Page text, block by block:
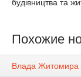
будівництва та
Похожие
Влада Житомира